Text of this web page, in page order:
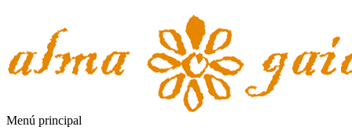
Menú principal